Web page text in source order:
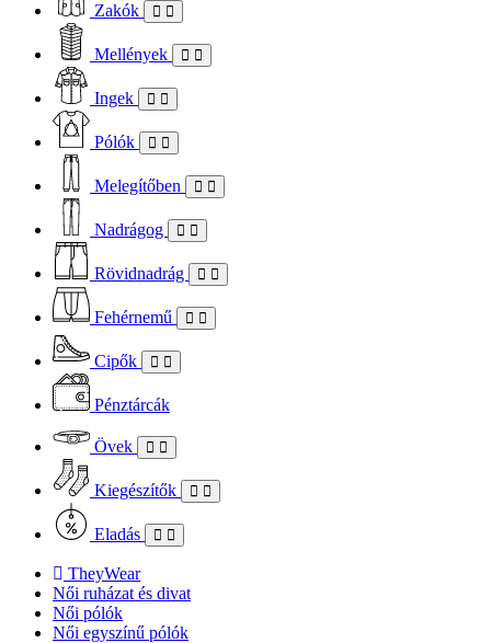
Zakók
Mellények
Ingek
Pólók
Melegítőben
Nadrágog
Rövidnadrág
Fehérnemű
Cipők
Pénztárcák
Övek
Kiegészítők
Eladás
TheyWear
Női ruházat és divat
Női pólók
Női egyszínű pólók